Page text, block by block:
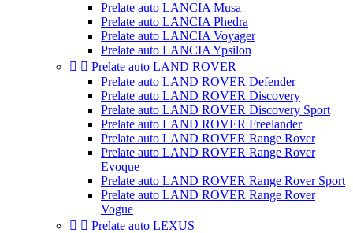
Prelate auto LANCIA Musa
Prelate auto LANCIA Phedra
Prelate auto LANCIA Voyager
Prelate auto LANCIA Ypsilon
  Prelate auto LAND ROVER
Prelate auto LAND ROVER Defender
Prelate auto LAND ROVER Discovery
Prelate auto LAND ROVER Discovery Sport
Prelate auto LAND ROVER Freelander
Prelate auto LAND ROVER Range Rover
Prelate auto LAND ROVER Range Rover
Evoque
Prelate auto LAND ROVER Range Rover Sport
Prelate auto LAND ROVER Range Rover
Vogue
  Prelate auto LEXUS